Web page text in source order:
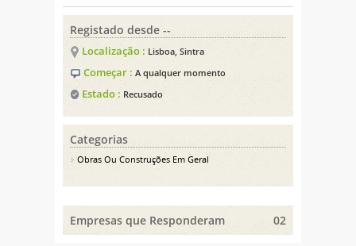
Registado desde --
Localização : Lisboa, Sintra
Começar : A qualquer momento
Estado : Recusado
Categorias
Obras Ou Construções Em Geral
Empresas que Responderam 02